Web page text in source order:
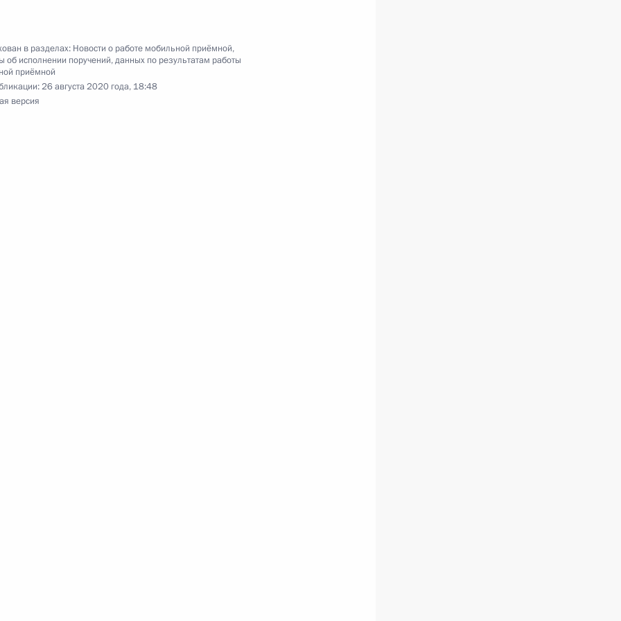
поручений, данных по итогам работы
мобильной приёмной Президента
в разделах: Новости о работе мобильной приёмной,
об исполнении поручений, данных по результатам работы
приёмной
26 августа 2020 года, 18:48
версия